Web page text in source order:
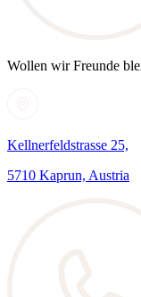
Wollen wir Freunde
Kellnerfeldstrasse 25,
5710 Kaprun, Austria